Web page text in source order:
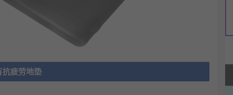
抗疲劳地垫